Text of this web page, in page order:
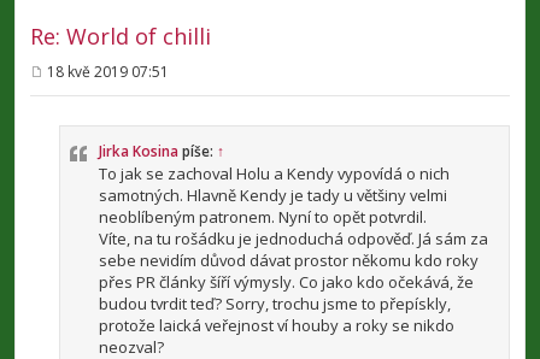
Re: World of chilli
ř
18 kvě 2019 07:51
Jirka Kosina píše: ↑
To jak se zachoval Holu a Kendy vypovídá o nich
samotných. Hlavně Kendy je tady u většiny velmi
neoblíbeným patronem. Nyní to opět potvrdil.
Víte, na tu rošádku je jednoduchá odpověď. Já sám za
sebe nevidím důvod dávat prostor někomu kdo roky
přes PR články šíří výmysly. Co jako kdo očekává, že
budou tvrdit teď? Sorry, trochu jsme to přepískly,
protože laická veřejnost ví houby a roky se nikdo
neozval?